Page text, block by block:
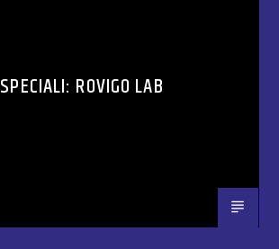
SPECIALI: ROVIGO LAB